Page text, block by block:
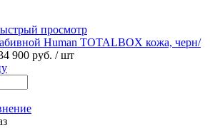
просмотр
Human TOTALBOX кожа, черн/
900 руб. / шт